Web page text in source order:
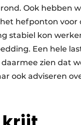
Ook hebben
hefponton voor
stabiel kon
Een hele
zien dat
ook adviseren